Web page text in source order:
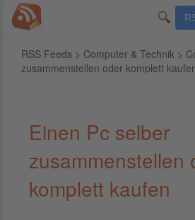
🔍
RSS Feeds > Computer & Technik >
zusammenstellen oder komplett
Einen Pc selber
zusammenstellen
komplett kaufen